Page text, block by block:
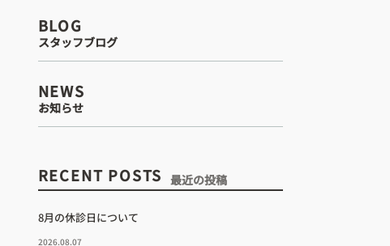
病治療
BLOG
スタッフブログ
NEWS
お知らせ
RECENT POSTS 最近の投稿
8月の休診日について
2026.08.07